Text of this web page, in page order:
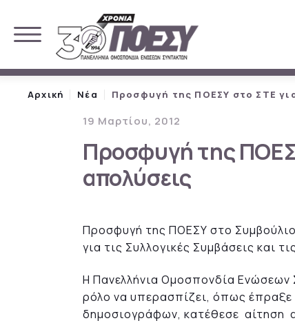
Αρχική Νέα Προσφυγή της ΠΟΕΣΥ στο ΣΤΕ
19 Μαρτίου, 2012
Προσφυγή της
απολύσεις
Προσφυγή της ΠΟΕΣΥ στο
για τις Συλλογικές Συμβάσεις και
Η Πανελλήνια Ομοσπονδία
ρόλο να υπερασπίζει, όπως
δημοσιογράφων, κατέθεσε αίτηση